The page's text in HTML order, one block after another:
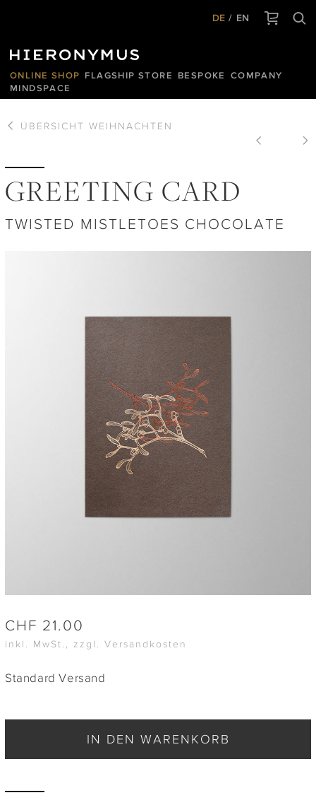
DE EN
ONLINE SHOP FLAGSHIP STORE BESPOKE
COMPANY
MINDSPACE
ÜBERSICHT WEIHNACHTEN
GREETING CARD
TWISTED MISTLETOES CHOCOLATE
CHF 21.00
inkl. MwSt., zzgl. Versandkosten
Standard Versand
IN DEN WARENKORB